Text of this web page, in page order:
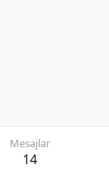
Mesajlar
14